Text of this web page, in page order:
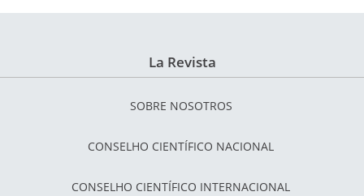
La Revista
SOBRE NOSOTROS
CONSELHO CIENTÍFICO NACIONAL
CONSELHO CIENTÍFICO INTERNACIONAL